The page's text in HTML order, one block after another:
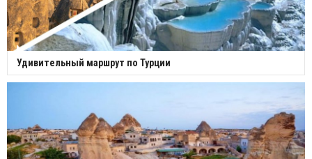
Удивительный маршрут по Турции